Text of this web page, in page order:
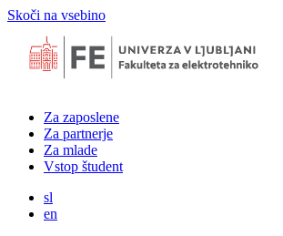
Skoči na vsebino
Za zaposlene
Za partnerje
Za mlade
Vstop študent
sl
en